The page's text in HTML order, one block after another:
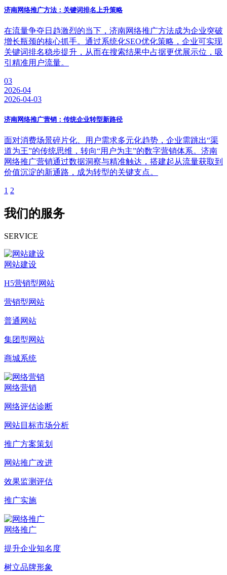
济南网络推广方法：关键词排名上升策略
在流量争夺日趋激烈的当下，济南网络推广方法成为企业突破
增长瓶颈的核心抓手。通过系统化SEO优化策略，企业可实现
关键词排名稳步提升，从而在搜索结果中占据更优展示位，吸
引精准用户流量。
03
2026-04
2026-04-03
济南网络推广营销：传统企业转型新路径
面对消费场景碎片化、用户需求多元化趋势，企业需跳出“渠
道为王”的传统思维，转向“用户为主”的数字营销体系。济南
网络推广营销通过数据洞察与精准触达，搭建起从流量获取到
价值沉淀的新通路，成为转型的关键支点。
1 2
我们的服务
SERVICE
网站建设
H5营销型网站
营销型网站
普通网站
集团型网站
商城系统
网络营销
网络评估诊断
网站目标市场分析
推广方案策划
网站推广改进
效果监测评估
推广实施
网络推广
提升企业知名度
树立品牌形象